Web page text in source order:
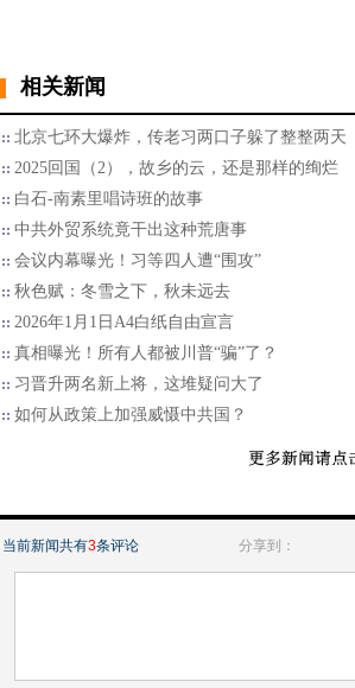
相关新闻
北京七环大爆炸，传老习两口子躲了整整两天
2025回国（2），故乡的云，还是那样的绚烂
白石-南素里唱诗班的故事
中共外贸系统竟干出这种荒唐事
会议内幕曝光！习等四人遭“围攻”
秋色赋：冬雪之下，秋未远去
2026年1月1日A4白纸自由宣言
真相曝光！所有人都被川普“骗”了？
习晋升两名新上将，这堆疑问大了
如何从政策上加强威慑中共国？
当前新闻共有3条评论 分享到：